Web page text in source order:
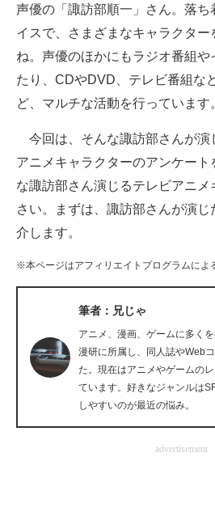
スマホと通信の最新トレンド
進化するPCとデバイスの未来
好きが集まる 比べて選べる
ビジネスと働き方のヒント
企業ITのトレンドを詳説
ITエンジニア向け専門サイト
企業向けIT製品の総合サイト
IT製品の技術・比較・事例
モノづくり技術者専門サイト
声優の「諏訪部順一」さん。落ち
イスで、さまざまなキャラクター
ね。声優のほかにもラジオ番組
たり、CDやDVD、テレビ番組な
ど、マルチな活動を行っています
今回は、そんな諏訪部さんが演
アニメキャラクターのアンケート
な諏訪部さん演じるテレビアニ
さい。まずは、諏訪部さんが演
介します。
※本ページはアフィリエイトプログラムによ
筆者：兄じゃ
アニメ、漫画、ゲームに多く
漫研に所属し、同人誌やWeb
た。現在はアニメやゲームの
ています。好きなジャンルは
しやすいのが最近の悩み。
advertisement